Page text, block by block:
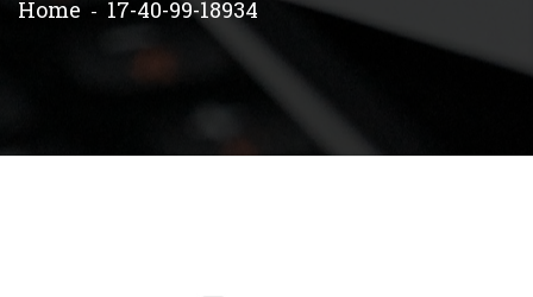
Home 17-40-99-18934